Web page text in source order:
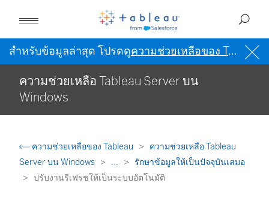
สำหรับข้อมูลล่าสุด โปรดดูความช่วยเหลือของ Tableau เป็นภาษาอังกฤษ (สหรัฐอเมริกา)
ความช่วยเหลือ Tableau Server บน
Windows
ความช่วยเหลือของ Tableau
ความช่วยเหลือ Tableau
Server บน Windows
...
รักษาข้อมูลให้เป็นปัจจุบันเสมอ
ปรับงานรีเฟรชให้เป็นระบบอัตโนมัติ